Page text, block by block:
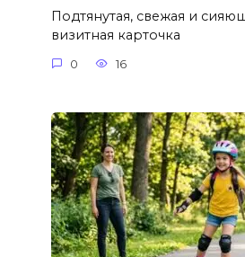
Подтянутая, свежая и
визитная карточка
0 16